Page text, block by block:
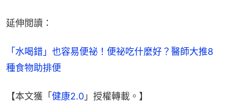
延伸閲讀：
「水喝錯」也容易便祕！便祕吃什麼好？醫師大推8
種食物助排便
【本文獲「健康2.0 」授權轉載。】